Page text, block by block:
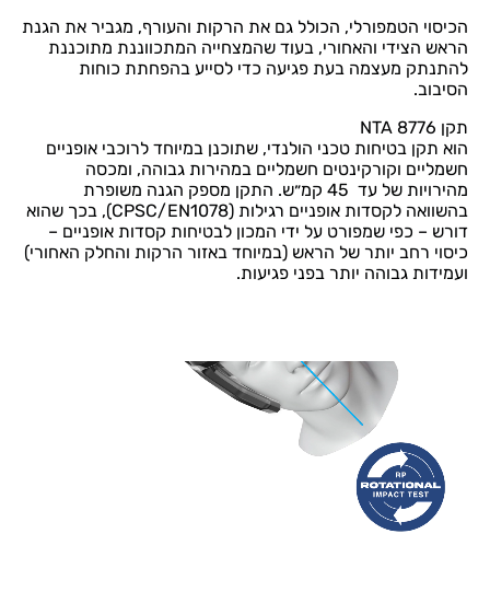
הכיסוי הטמפורלי, הכולל גם את הרקות והעורף, מגביר את הגנת
הראש הצידי והאחורי, בעוד שהמצחייה המתכווננת מתוכננת
להתנתק מעצמה בעת פגיעה כדי לסייע בהפחתת כוחות
הסיבוב.
תקן NTA 8776
הוא תקן בטיחות טכני הולנדי, שתוכנן במיוחד לרוכבי אופניים
חשמליים וקורקינטים חשמליים במהירות גבוהה, ומכסה
מהירויות של עד 45 קמ״ש. התקן מספק הגנה משופרת
בהשוואה לקסדות אופניים רגילות (CPSC/EN1078), בכך שהוא
דורש – כפי שמפורט על ידי המכון לבטיחות קסדות אופניים –
כיסוי רחב יותר של הראש (במיוחד באזור הרקות והחלק האחורי)
ועמידות גבוהה יותר בפני פגיעות.